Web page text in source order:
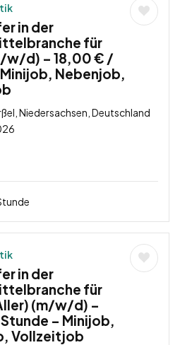
in der
für
w/d) – 18,00 € /
Nebenjob,
Niedersachsen, Deutschland
in der
für
(m/w/d) –
– Minijob,
Vollzeitjob